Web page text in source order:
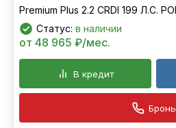
Статус: в наличии
от 48 965 ₽/мес.
В кредит
Бронь